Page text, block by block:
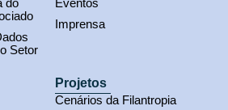
do
Setor
Eventos
Imprensa
Projetos
Cenários da Filantropia